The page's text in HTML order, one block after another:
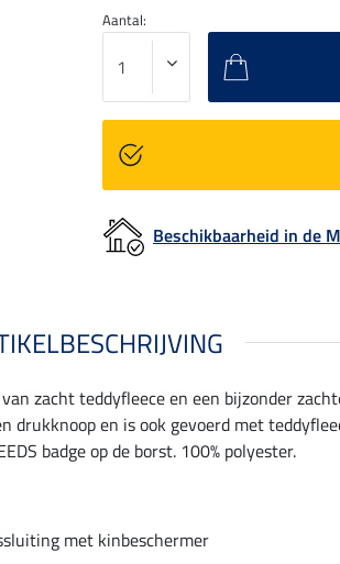
Aantal:
Beschikbaarheid in de
zacht teddyfleece en een bijzonder
en is ook gevoerd met
badge op de borst. 100% polyester.
met kinbeschermer